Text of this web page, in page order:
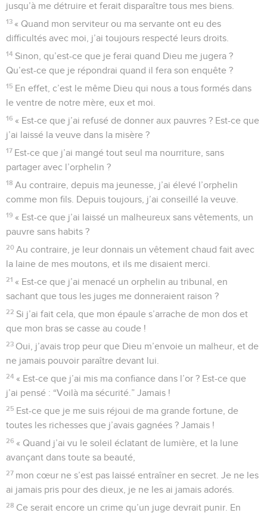
jusqu’à me détruire et ferait disparaître tous mes biens.
13 « Quand mon serviteur ou ma servante ont eu des
difficultés avec moi, j’ai toujours respecté leurs droits.
14 Sinon, qu’est-ce que je ferai quand Dieu me jugera ?
Qu’est-ce que je répondrai quand il fera son enquête ?
15 En effet, c’est le même Dieu qui nous a tous formés dans
le ventre de notre mère, eux et moi.
16 « Est-ce que j’ai refusé de donner aux pauvres ? Est-ce que
j’ai laissé la veuve dans la misère ?
17 Est-ce que j’ai mangé tout seul ma nourriture, sans
partager avec l’orphelin ?
18 Au contraire, depuis ma jeunesse, j’ai élevé l’orphelin
comme mon fils. Depuis toujours, j’ai conseillé la veuve.
19 « Est-ce que j’ai laissé un malheureux sans vêtements, un
pauvre sans habits ?
20 Au contraire, je leur donnais un vêtement chaud fait avec
la laine de mes moutons, et ils me disaient merci.
21 « Est-ce que j’ai menacé un orphelin au tribunal, en
sachant que tous les juges me donneraient raison ?
22 Si j’ai fait cela, que mon épaule s’arrache de mon dos et
que mon bras se casse au coude !
23 Oui, j’avais trop peur que Dieu m’envoie un malheur, et de
ne jamais pouvoir paraître devant lui.
24 « Est-ce que j’ai mis ma confiance dans l’or ? Est-ce que
j’ai pensé : “Voilà ma sécurité.” Jamais !
25 Est-ce que je me suis réjoui de ma grande fortune, de
toutes les richesses que j’avais gagnées ? Jamais !
26 « Quand j’ai vu le soleil éclatant de lumière, et la lune
avançant dans toute sa beauté,
27 mon cœur ne s’est pas laissé entraîner en secret. Je ne les
ai jamais pris pour des dieux, je ne les ai jamais adorés.
28 Ce serait encore un crime qu’un juge devrait punir. En